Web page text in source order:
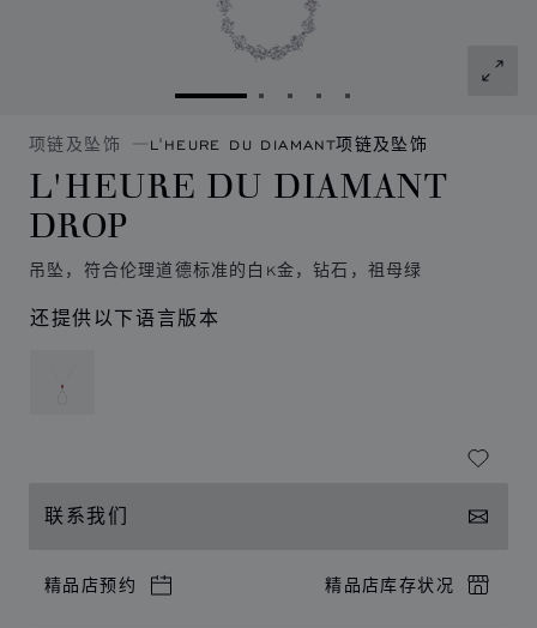
转到幻灯片 1转到幻灯片 2
转到幻灯片 3
转到幻灯片 4
转到幻灯片 5
项链及坠饰 L'HEURE DU DIAMANT项链及坠饰
L'HEURE DU DIAMANT
DROP
吊坠，符合伦理道德标准的白K金，钻石，祖母绿
还提供以下语言版本
联系我们
精品店预约 精品店库存状况